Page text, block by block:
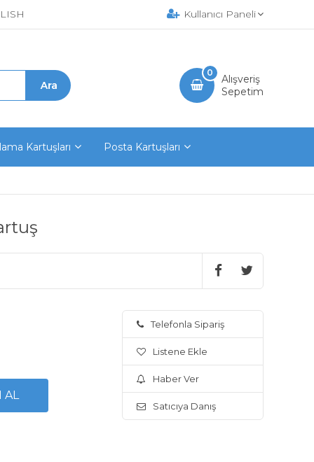
Kullanıcı Paneli
Alışveriş
Sepetim
0
Kartuşları Posta Kartuşları
Telefonla Sipariş
Listene Ekle
Haber Ver
Satıcıya Danış